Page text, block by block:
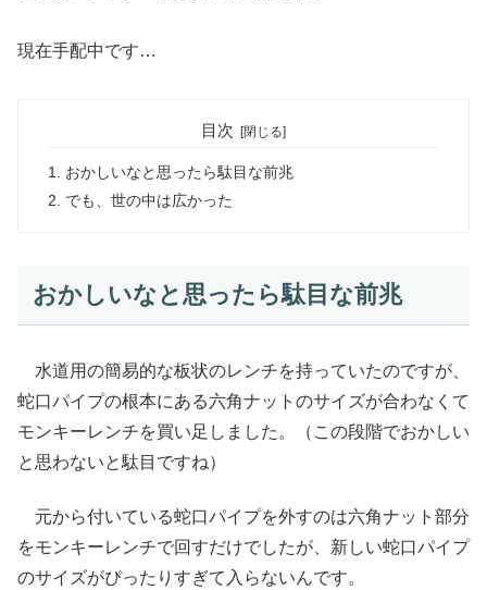
現在手配中です…
目次
おかしいなと思ったら駄目な前兆
でも、世の中は広かった
おかしいなと思ったら駄目な前兆
水道用の簡易的な板状のレンチを持っていたのですが、
蛇口パイプの根本にある六角ナットのサイズが合わなくて
モンキーレンチを買い足しました。（この段階でおかしい
と思わないと駄目ですね）
元から付いている蛇口パイプを外すのは六角ナット部分
をモンキーレンチで回すだけでしたが、新しい蛇口パイプ
のサイズがぴったりすぎて入らないんです。